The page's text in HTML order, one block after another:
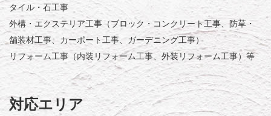
タイル・石工事
外構・エクステリア工事（ブロック・コンクリート工事、防草・
舗装材工事、カーポート工事、ガーデニング工事）
リフォーム工事（内装リフォーム工事、外装リフォーム工事）等
対応エリア